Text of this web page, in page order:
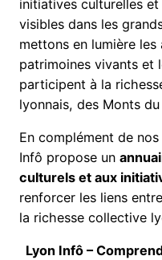
initiatives culturelles
visibles dans les
mettons en lumière
patrimoines vivants et
participent à la
lyonnais, des Monts
En complément de
Infô propose un
culturels et aux
renforcer les liens
la richesse collective
Lyon Infô –